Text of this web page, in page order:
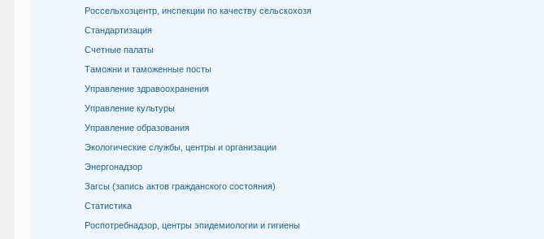
Россельхозцентр, инспекции по качеству сельскохозя
Стандартизация
Счетные палаты
Таможни и таможенные посты
Управление здравоохранения
Управление культуры
Управление образования
Экологические службы, центры и организации
Энергонадзор
Загсы (запись актов гражданского состояния)
Статистика
Роспотребнадзор, центры эпидемиологии и гигиены